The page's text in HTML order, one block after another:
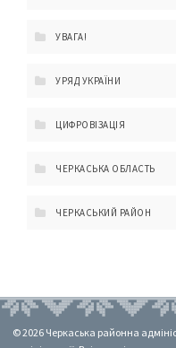
УВАГА!
УРЯД УКРАЇНИ
ЦИФРОВІЗАЦІЯ
ЧЕРКАСЬКА ОБЛАСТЬ
ЧЕРКАСЬКИЙ РАЙОН
© 2026 Черкаська районна